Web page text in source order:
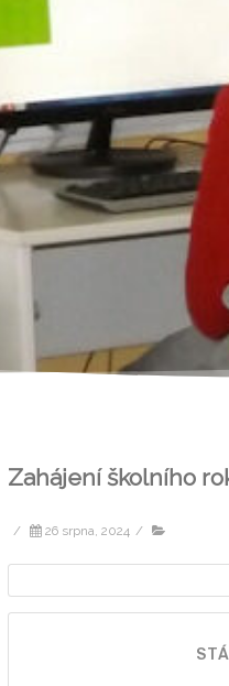
Zahájení školního
/ 26 srpna, 2024 /